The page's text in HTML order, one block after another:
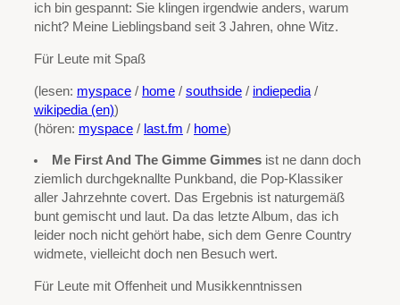
ich bin gespannt: Sie klingen irgendwie anders, warum
nicht? Meine Lieblingsband seit 3 Jahren, ohne Witz.
Für Leute mit Spaß
(lesen: myspace / home / southside / indiepedia /
wikipedia (en))
(hören: myspace / last.fm / home)
Me First And The Gimme Gimmesist ne dann doch
ziemlich durchgeknallte Punkband, die Pop-Klassiker
aller Jahrzehnte covert. Das Ergebnis ist naturgemäß
bunt gemischt und laut. Da das letzte Album, das ich
leider noch nicht gehört habe, sich dem Genre Country
widmete, vielleicht doch nen Besuch wert.
Für Leute mit Offenheit und Musikkenntnissen